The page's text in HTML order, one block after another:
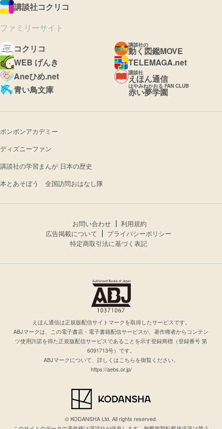
講談社コクリコ
ファミリーサイト
コクリコ
講談社の
動く図鑑MOVE
WEB げんき
TELEMAGA.net
Aneひめ.net
講談社
えほん通信
青い鳥文庫
はやみねかおる FAN CLUB
赤い夢学園
ボンボンアカデミー
ディズニーファン
講談社の学習まんが 日本の歴史
本とあそぼう 全国訪問おはなし隊
お問い合わせ
利用規約
広告掲載について
プライバシーポリシー
特定商取引法に基づく表記
えほん通信は正規版配信サイトマークを取得したサービスです。
ABJマークは、この電子書店・電子書籍配信サービスが、著作権者からコンテン
ツ使用許諾を得た正規版配信サービスであることを示す登録商標（登録番号 第
6091713号）です。
ABJマークについて、詳しくはこちらを御覧ください。
https://aebs.or.jp/
© KODANSHA Ltd. All rights reserved.